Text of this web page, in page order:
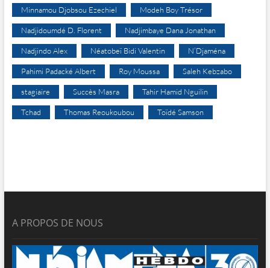
Minnamou Djobsou Ezechiel Modeh Boy Trésor
Nadjidoumdé D. Florent Nadjimbaye Dana Jonathan
Nadjindo Alex Néatobeï Bidi Valentin N’Djaména
Pahimi Padacké Albert Roy Moussa Saleh Kebzabo
stagiaire Succès Masra Tahir Hamid Nguilin
Tchad Thomas Reoukoubou Toïdé Samson
A PROPOS DE NOUS